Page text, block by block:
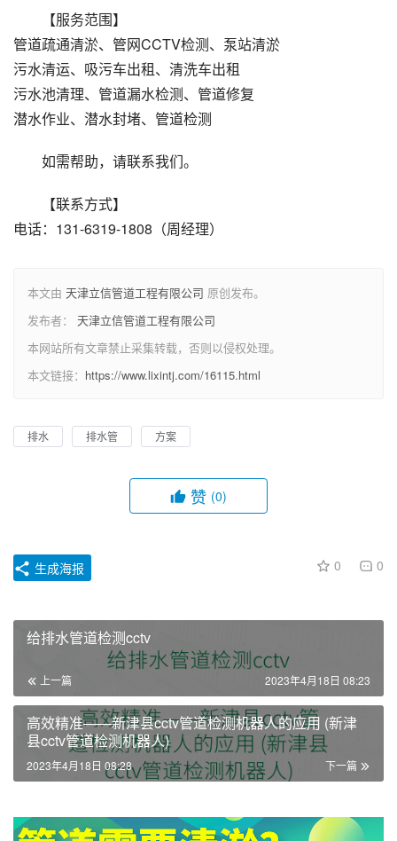
【服务范围】
管道疏通清淤、管网CCTV检测、泵站清淤
污水清运、吸污车出租、清洗车出租
污水池清理、管道漏水检测、管道修复
潜水作业、潜水封堵、管道检测
如需帮助，请联系我们。
【联系方式】
电话：131-6319-1808（周经理）
本文由 天津立信管道工程有限公司 原创发布。
发布者： 天津立信管道工程有限公司
本网站所有文章禁止采集转载，否则以侵权处理。
本文链接： https://www.lixintj.com/16115.html
排水 排水管 方案
赞 (0)
0 0
生成海报
给排水管道检测cctv
上一篇 2023年4月18日 08:23
高效精准——新津县cctv管道检测机器人的应用 (新津
县cctv管道检测机器人)
下一篇
2023年4月18日 08:28